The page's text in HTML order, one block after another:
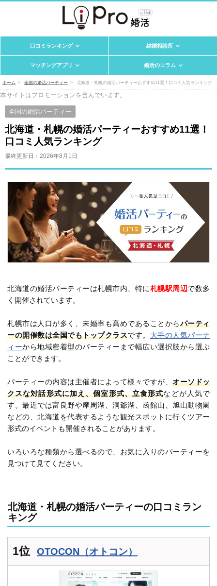
口コミランキング 結婚相談所
マッチングアプリ 婚活のコラム
ホーム 全国の婚活パーティー 北海道・札幌の婚活パーティーおすすめ11選！口コミ人気ランキング
本サイトはプロモーションを含んでいます。
全国の婚活パーティー
北海道・札幌の婚活パーティーおすすめ11選！
口コミ人気ランキング
最終更新日： 2026年8月1日
北海道の婚活パーティーは札幌市内、特に札幌駅周辺で数多
く開催されています。
札幌市は人口が多く、未婚率も高めであることからパーティ
ーの開催数は全国でもトップクラスです。 大手の人気パーテ
ィーから地域密着型のパーティーまで幅広い選択肢から選ぶ
ことができます。
パーティーの内容は主催者によって様々ですが、 オーソドッ
クスな対話形式に加え、個室形式、立食形式などが人気で
す。最近では富良野や摩周湖、洞爺湖、函館山、旭山動物園
などの、北海道を代表するような観光スポットに行くツアー
形式のイベントも開催されることがあります。
いろいろな種類から選べるので、お気に入りのパーティーを
見つけて見てください。
北海道・札幌の婚活パーティーの口コミラン
キング
1位 OTOCON（オトコン）